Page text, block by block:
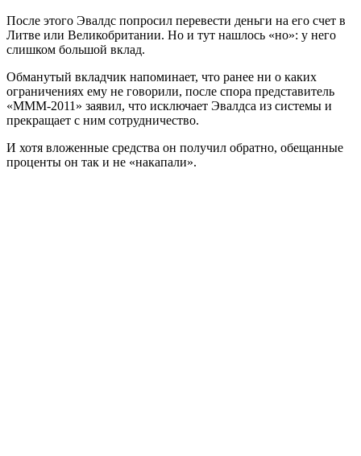
После этого Эвалдс попросил перевести деньги на его счет в
Литве или Великобритании. Но и тут нашлось «но»: у него
слишком большой вклад.
Обманутый вкладчик напоминает, что ранее ни о каких
ограничениях ему не говорили, после спора представитель
«MMM-2011» заявил, что исключает Эвалдса из системы и
прекращает с ним сотрудничество.
И хотя вложенные средства он получил обратно, обещанные
проценты он так и не «накапали».